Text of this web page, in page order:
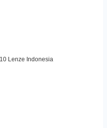
Lenze Indonesia